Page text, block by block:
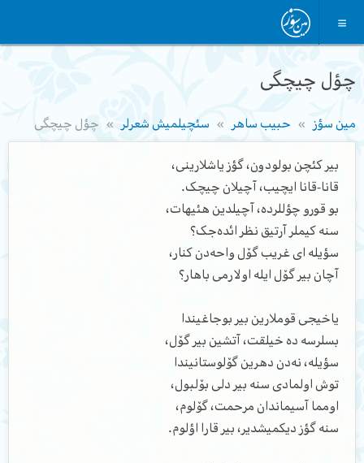
چؤل چیچگی
مین سؤز حبیب ساهر سئچیلمیش شعرلر چؤل چیچگی
بیر کئچن بولودون، گؤز یاشلارینی،
قانا-قانا ایچیب، آچیلان چیچک.
بو قورو چؤللرده، آچیلدین هئیهات،
سنه کیملر آرتیق نظر ائده‌جک؟
سؤیله ای غریب گۆل واحه‌دن کنار،
آچان بیر گۆل ایله اولارمی باهار؟
یاخیجی قوملارین بیر بوجاغیندا
بسلرسه ده خیلقت، آتشین بیر گۆل،
سؤیله، نه‌دن دهرین گۆلوستانیندا
توش اولمادی سنه بیر دلی بۆلبول،
اومما آسیماندان مرحمت، گۆلوم،
سنه گؤز دیکمیشدیر، بیر قارا اؤلوم.